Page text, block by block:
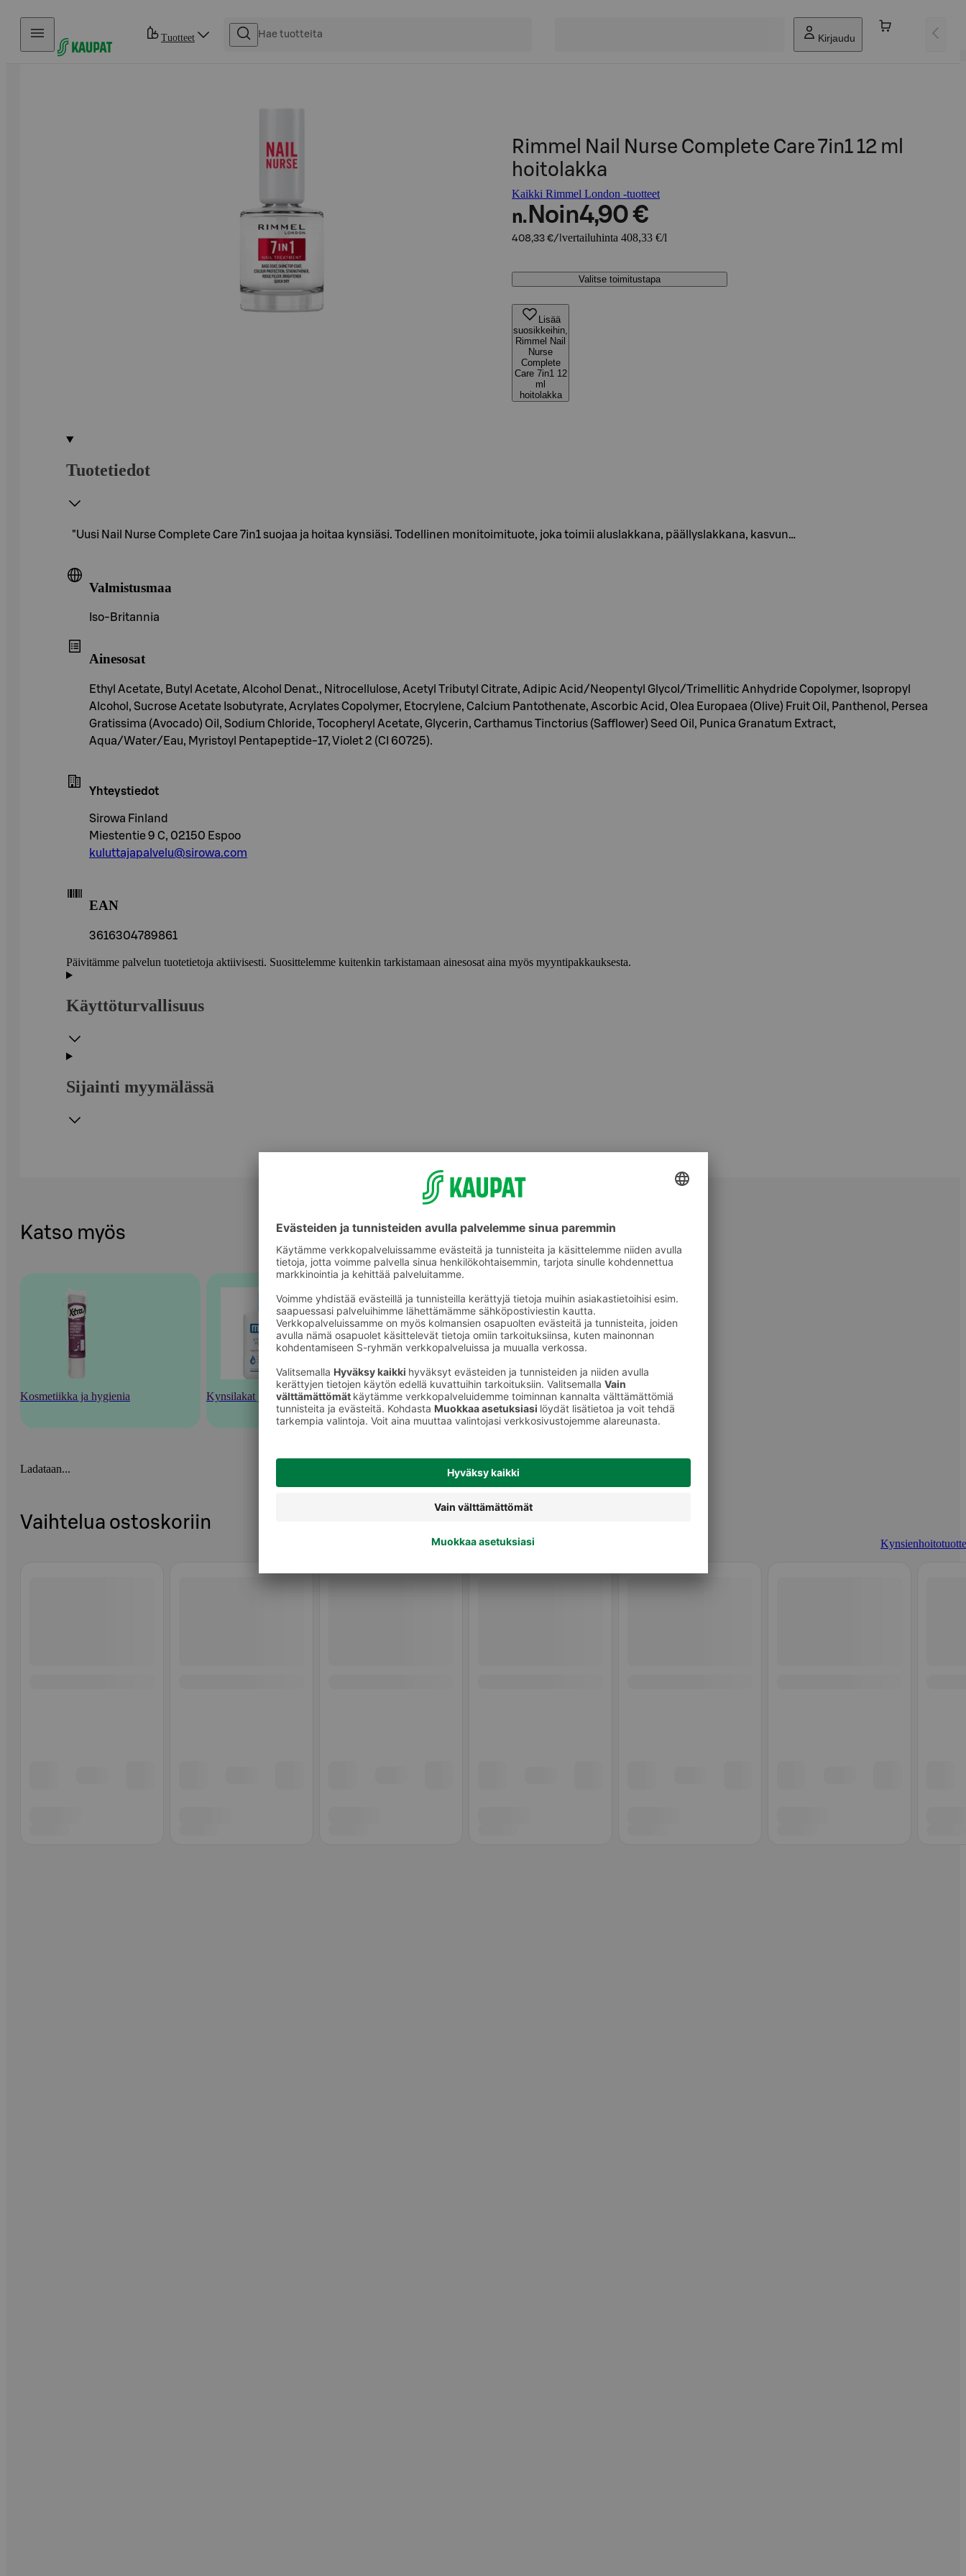
Hyppää sisältöön
Tuotteet Kirjaudu
Rimmel Nail Nurse Complete Care 7in1 12 ml
hoitolakka
Kaikki Rimmel London -tuotteet
n. Noin4,90 €
408,33 €/l vertailuhinta 408,33 €/l
Valitse toimitustapa
Lisää
suosikkeihin,
Rimmel Nail
Nurse
Complete
Care 7in1 12
ml
hoitolakka
Tuotetiedot
"Uusi Nail Nurse Complete Care 7in1 suojaa ja hoitaa kynsiäsi. Todellinen monitoimituote, joka toimii aluslakkana, päällyslakkana, kasvun…
Valmistusmaa
Iso-Britannia
Ainesosat
Ethyl Acetate, Butyl Acetate, Alcohol Denat., Nitrocellulose, Acetyl Tributyl Citrate, Adipic Acid/Neopentyl Glycol/Trimellitic Anhydride Copolymer, Isopropyl
Alcohol, Sucrose Acetate Isobutyrate, Acrylates Copolymer, Etocrylene, Calcium Pantothenate, Ascorbic Acid, Olea Europaea (Olive) Fruit Oil, Panthenol, Persea
Gratissima (Avocado) Oil, Sodium Chloride, Tocopheryl Acetate, Glycerin, Carthamus Tinctorius (Safflower) Seed Oil, Punica Granatum Extract,
Aqua/Water/Eau, Myristoyl Pentapeptide-17, Violet 2 (CI 60725).
Yhteystiedot
Sirowa Finland
Miestentie 9 C, 02150 Espoo
kuluttajapalvelu@sirowa.com
EAN
3616304789861
Päivitämme palvelun tuotetietoja aktiivisesti. Suosittelemme kuitenkin tarkistamaan ainesosat aina myös myyntipakkauksesta.
Käyttöturvallisuus
Sijainti myymälässä
Katso myös
Kosmetiikka ja hygienia Kynsilakat ja kynsienhoito Kynsienhoitotuotteet
Ladataan...
Vaihtelua ostoskoriin